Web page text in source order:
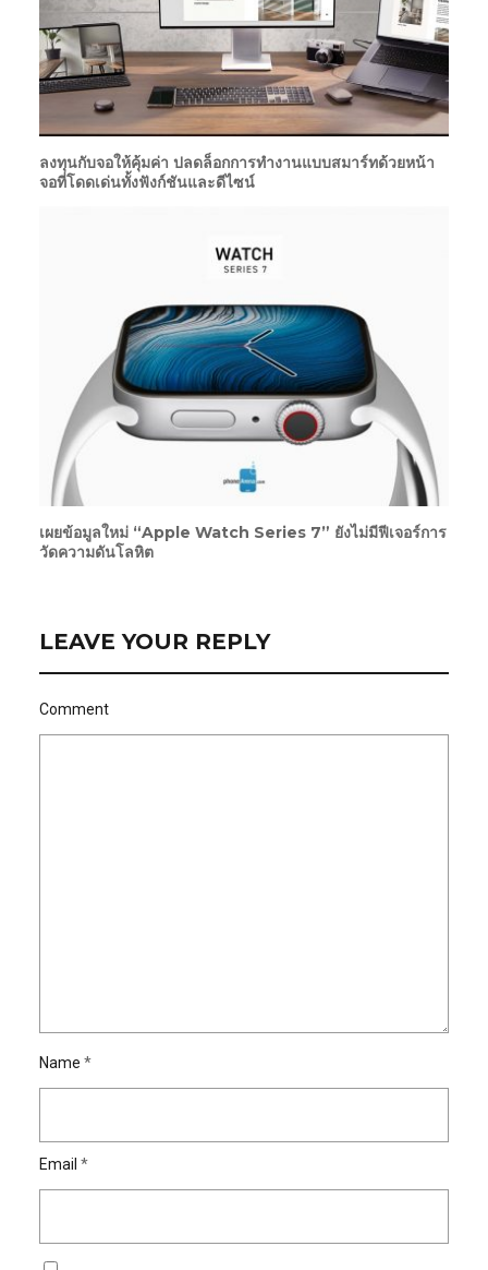
ลงทุนกับจอให้คุ้มค่า ปลดล็อกการทำงานแบบสมาร์ทด้วยหน้า
จอที่โดดเด่นทั้งฟังก์ชันและดีไซน์
เผยข้อมูลใหม่ “Apple Watch Series 7” ยังไม่มีฟีเจอร์การ
วัดความดันโลหิต
LEAVE YOUR REPLY
Comment
Name *
Email *